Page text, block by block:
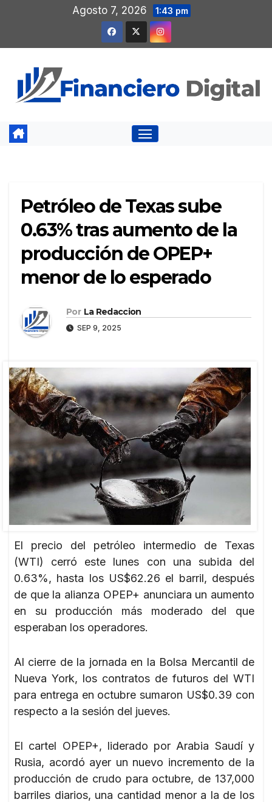
contenido
Agosto 7, 2026 1:43 pm
Petróleo de Texas sube
0.63% tras aumento de la
producción de OPEP+
menor de lo esperado
Por La Redaccion
SEP 9, 2025
El precio del petróleo intermedio de Texas
(WTI) cerró este lunes con una subida del
0.63%, hasta los US$62.26 el barril, después
de que la alianza OPEP+ anunciara un aumento
en su producción más moderado del que
esperaban los operadores.
Al cierre de la jornada en la Bolsa Mercantil de
Nueva York, los contratos de futuros del WTI
para entrega en octubre sumaron US$0.39 con
respecto a la sesión del jueves.
El cartel OPEP+, liderado por Arabia Saudí y
Rusia, acordó ayer un nuevo incremento de la
producción de crudo para octubre, de 137,000
barriles diarios, una cantidad menor a la de los